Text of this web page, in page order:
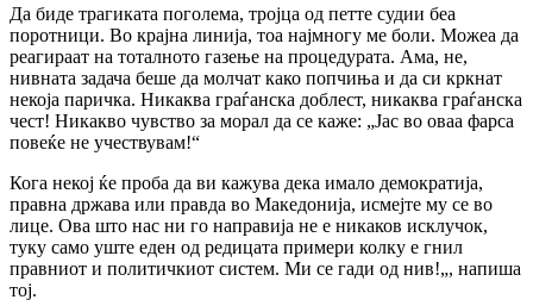
Да биде трагиката поголема, тројца од петте судии беа
поротници. Во крајна линија, тоа најмногу ме боли. Можеа да
реагираат на тоталното газење на процедурата. Ама, не,
нивната задача беше да молчат како попчиња и да си кркнат
некоја паричка. Никаква граѓанска доблест, никаква граѓанска
чест! Никакво чувство за морал да се каже: „Јас во оваа фарса
повеќе не учествувам!“
Кога некој ќе проба да ви кажува дека имало демократија,
правна држава или правда во Македонија, исмејте му се во
лице. Ова што нас ни го направија не е никаков исклучок,
туку само уште еден од редицата примери колку е гнил
правниот и политичкиот систем. Ми се гади од нив!„, напиша
тој.